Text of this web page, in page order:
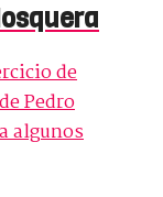
de
Pedro
algunos